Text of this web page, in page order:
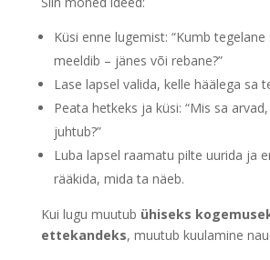
Küsi enne lugemist: “Kumb
meeldib – jänes või rebane?”
Lase lapsel valida, kelle häälega sa
Peata hetkeks ja küsi: “Mis sa
juhtub?”
Luba lapsel raamatu pilte uurida ja
rääkida, mida ta näeb.
Kui lugu muutub ühiseks
ettekandeks, muutub kuulamine